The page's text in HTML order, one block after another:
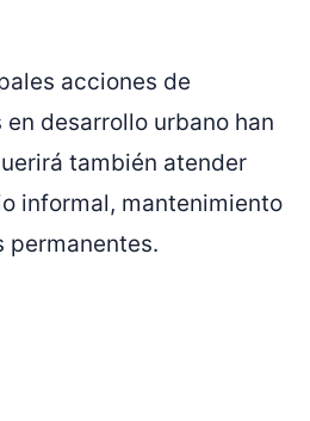
acciones de
desarrollo urbano han
también atender
informal, mantenimiento